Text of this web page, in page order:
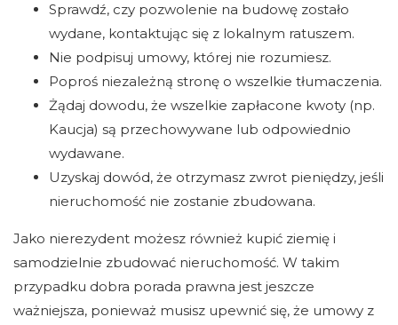
Sprawdź, czy pozwolenie na budowę zostało
wydane, kontaktując się z lokalnym ratuszem.
Nie podpisuj umowy, której nie rozumiesz.
Poproś niezależną stronę o wszelkie tłumaczenia.
Żądaj dowodu, że wszelkie zapłacone kwoty (np.
Kaucja) są przechowywane lub odpowiednio
wydawane.
Uzyskaj dowód, że otrzymasz zwrot pieniędzy, jeśli
nieruchomość nie zostanie zbudowana.
Jako nierezydent możesz również kupić ziemię i
samodzielnie zbudować nieruchomość. W takim
przypadku dobra porada prawna jest jeszcze
ważniejsza, ponieważ musisz upewnić się, że umowy z